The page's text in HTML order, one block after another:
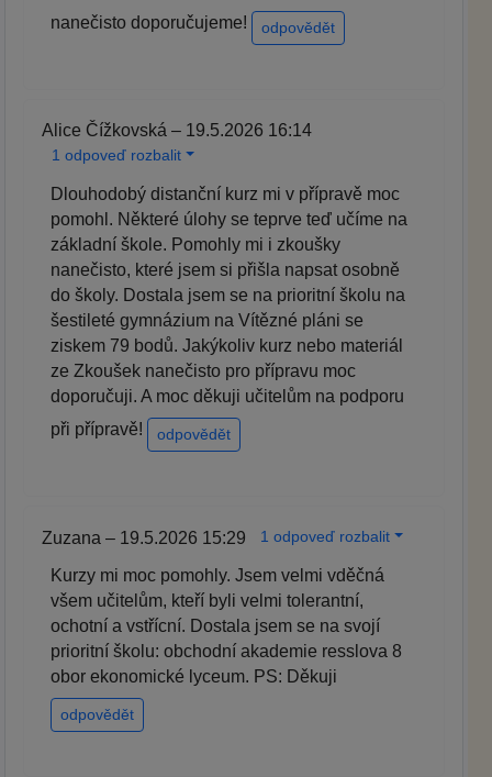
nanečisto doporučujeme!
odpovědět
Alice Čížkovská – 19.5.2026 16:14
1 odpoveď rozbalit
Dlouhodobý distanční kurz mi v přípravě moc
pomohl. Některé úlohy se teprve teď učíme na
základní škole. Pomohly mi i zkoušky
nanečisto, které jsem si přišla napsat osobně
do školy. Dostala jsem se na prioritní školu na
šestileté gymnázium na Vítězné pláni se
ziskem 79 bodů. Jakýkoliv kurz nebo materiál
ze Zkoušek nanečisto pro přípravu moc
doporučuji. A moc děkuji učitelům na podporu
při přípravě!
odpovědět
Zuzana – 19.5.2026 15:29 1 odpoveď rozbalit
Kurzy mi moc pomohly. Jsem velmi vděčná
všem učitelům, kteří byli velmi tolerantní,
ochotní a vstřícní. Dostala jsem se na svojí
prioritní školu: obchodní akademie resslova 8
obor ekonomické lyceum. PS: Děkuji
odpovědět